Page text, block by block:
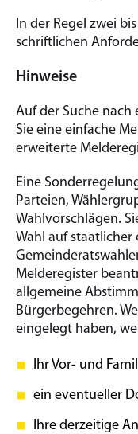
In der Regel zwei
schriftlichen
Hinweise
Auf der Suche
Sie eine einfache
erweiterte
Eine
Parteien,
Wahlvorschlägen.
Wahl auf staatlicher
Melderegister
allgemeine
Bürgerbegehren.
eingelegt haben,
Ihr Vor- und
ein eventueller
Ihre derzeitige